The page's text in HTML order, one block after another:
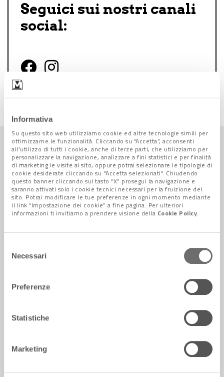
Informativa
Su questo sito web utilizziamo cookie ed altre tecnologie simili per
ottimizzarne le funzionalità. Cliccando su “Accetta”, acconsenti
all’utilizzo di tutti i cookie, anche di terze parti, che utilizziamo per
personalizzare la navigazione, analizzare a fini statistici e per finalità
di marketing le visite al sito; oppure potrai selezionare le tipologie di
cookie desiderate cliccando su "Accetta selezionati". Chiudendo
questo banner cliccando sul tasto “X” prosegui la navigazione e
saranno attivati solo i cookie tecnici necessari per la fruizione del
sito. Potrai modificare le tue preferenze in ogni momento mediante
il link “Impostazione dei cookie” a fine pagina. Per ulteriori
informazioni ti invitiamo a prendere visione della Cookie Policy.
delNecessari
Preferenze
Statistiche
Marketing
Seguici sui nostri canali
social:
Follow us on Facebook
Follow us on Instagram
Ambiente + TUTTE LE NEWS
L’Etna è tornato in attività: aeroporto di
Catania chiuso fino alle 16